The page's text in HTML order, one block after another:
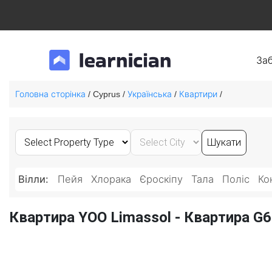
Головна сторінка / Cyprus / Українська / Квартири /
Вілли: Пейя Хлорака Єроскіпу Тала Поліс
Квартира YOO Limassol - Квартира